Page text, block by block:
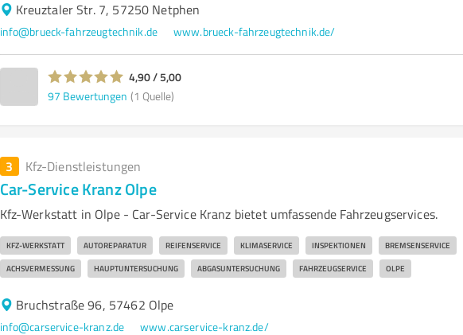
Kreuztaler Str. 7, 57250 Netphen
info@brueck-fahrzeugtechnik.de www.brueck-fahrzeugtechnik.de/
4,90 / 5,00
97 Bewertungen (1 Quelle)
3 Kfz-Dienstleistungen
Car-Service Kranz Olpe
Kfz-Werkstatt in Olpe - Car-Service Kranz bietet umfassende Fahrzeugservices.
KFZ-WERKSTATT AUTOREPARATUR REIFENSERVICE KLIMASERVICE INSPEKTIONEN BREMSENSERVICE
ACHSVERMESSUNG HAUPTUNTERSUCHUNG ABGASUNTERSUCHUNG FAHRZEUGSERVICE OLPE
Bruchstraße 96, 57462 Olpe
info@carservice-kranz.de www.carservice-kranz.de/